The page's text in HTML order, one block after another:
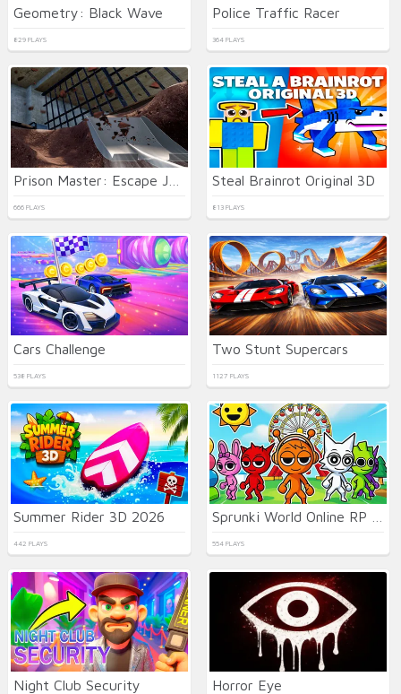
Geometry: Black Wave
829 PLAYS
Police Traffic Racer
364 PLAYS
666 PLAYS
Steal Brainrot Original 3D
813 PLAYS
Cars Challenge
538 PLAYS
Two Stunt Supercars
1127 PLAYS
Summer Rider 3D 2026
442 PLAYS 554 PLAYS
Night Club Security Horror Eye